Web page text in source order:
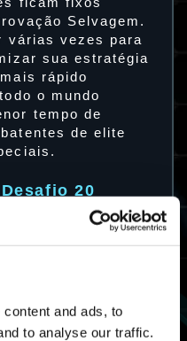
and ads, to
to analyse our traffic.
Selvagem.
várias vezes para
sua estratégia
rápido
o mundo
tempo de
de elite
20
26/12 2023 02:59